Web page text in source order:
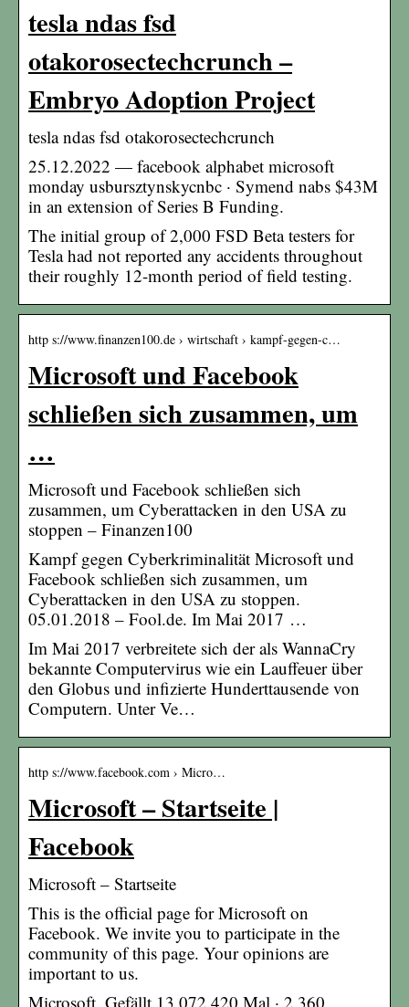
tesla ndas fsd
otakorosectechcrunch –
Embryo Adoption Project
tesla ndas fsd otakorosectechcrunch
25.12.2022 — facebook alphabet microsoft
monday usbursztynskycnbc · Symend nabs $43M
in an extension of Series B Funding.
The initial group of 2,000 FSD Beta testers for
Tesla had not reported any accidents throughout
their roughly 12-month period of field testing.
http s://www.finanzen100.de › wirtschaft › kampf-gegen-c…
Microsoft und Facebook
schließen sich zusammen, um
…
Microsoft und Facebook schließen sich
zusammen, um Cyberattacken in den USA zu
stoppen – Finanzen100
Kampf gegen Cyberkriminalität Microsoft und
Facebook schließen sich zusammen, um
Cyberattacken in den USA zu stoppen.
05.01.2018 – Fool.de. Im Mai 2017 …
Im Mai 2017 verbreitete sich der als WannaCry
bekannte Computervirus wie ein Lauffeuer über
den Globus und infizierte Hunderttausende von
Computern. Unter Ve…
http s://www.facebook.com › Micro…
Microsoft – Startseite |
Facebook
Microsoft – Startseite
This is the official page for Microsoft on
Facebook. We invite you to participate in the
community of this page. Your opinions are
important to us.
Microsoft. Gefällt 13.072.420 Mal · 2.360